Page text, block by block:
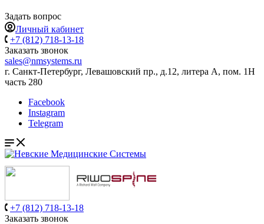
Задать вопрос
Личный кабинет
+7 (812) 718-13-18
Заказать звонок
sales@nmsystems.ru
г. Санкт-Петербург, Левашовский пр., д.12, литера А, пом. 1Н
часть 280
Facebook
Instagram
Telegram
+7 (812) 718-13-18
Заказать звонок